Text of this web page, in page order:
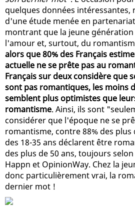
quelques données intéressantes,
d'une étude menée en
montrant que la jeune
l'amour et, surtout, du
alors que 80% des Français
actuelle ne se prête pas au
Français sur deux considère que
sont pas romantiques, les moins
semblent plus optimistes que
romantisme. Ainsi, ils sont
considérer que l'époque ne se
romantisme, contre 88% des plus
des 18-35 ans déclarent être
des plus de 50 ans, toujours
Happn et OpinionWay. Chez la
donc particulièrement vrai, la
dernier mot !